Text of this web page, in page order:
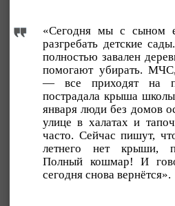
«Сегодня мы с сыном
разгребать детские
полностью завален
помогают убирать.
— все приходят на
пострадала крыша
января люди без домов
улице в халатах и
часто. Сейчас пишут,
летнего нет крыши,
Полный кошмар! И
сегодня снова вернётся».